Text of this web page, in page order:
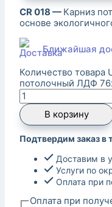
CR 018 — Карниз
основе
Ближайшая
Количество товара
потолочный ЛДФ
В корзину
Подтвердим заказ в
Доставим в
Услуги по
Оплата при
Оплата при